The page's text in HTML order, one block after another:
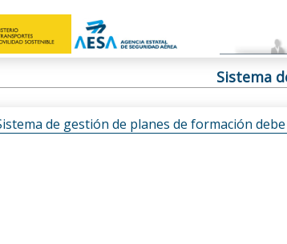
Sistema
de gestión de planes de formación